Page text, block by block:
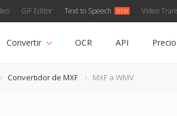
GIF Editor Text to Speech Video
Convertir OCR API Precio
Convertidor de MXF MXF a WMV